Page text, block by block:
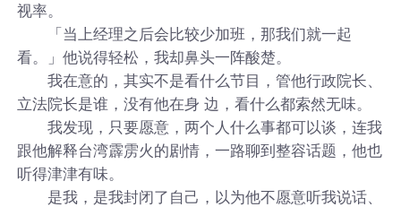
视率。
「当上经理之后会比较少加班，那我们就一起
看。」他说得轻松，我却鼻头一阵酸楚。
我在意的，其实不是看什么节目，管他行政院长、
立法院长是谁，没有他在身 边，看什么都索然无味。
我发现，只要愿意，两个人什么事都可以谈，连我
跟他解释台湾霹雳火的剧情，一路聊到整容话题，他也
听得津津有味。
是我，是我封闭了自己，以为他不愿意听我说话、